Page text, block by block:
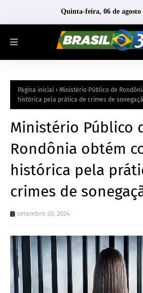
Quinta-feira, 06 de agosto
Página inicial
Ministério Público de
histórica pela prática de crimes de
Ministério Público
Rondônia obtém
histórica pela
crimes de
setembro 20, 2024